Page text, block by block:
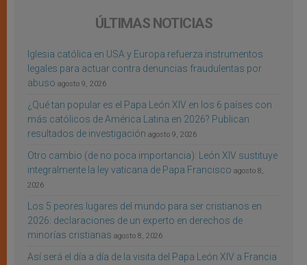
ÚLTIMAS NOTICIAS
Iglesia católica en USA y Europa refuerza instrumentos
legales para actuar contra denuncias fraudulentas por
abuso agosto 9, 2026
¿Qué tan popular es el Papa León XIV en los 6 países con
más católicos de América Latina en 2026? Publican
resultados de investigación agosto 9, 2026
Otro cambio (de no poca importancia): León XIV sustituye
integralmente la ley vaticana de Papa Francisco agosto 8,
2026
Los 5 peores lugares del mundo para ser cristianos en
2026: declaraciones de un experto en derechos de
minorías cristianas agosto 8, 2026
Así será el día a día de la visita del Papa León XIV a Francia